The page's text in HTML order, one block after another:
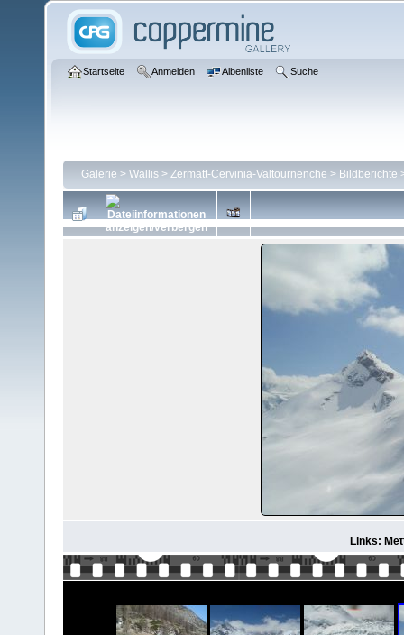
Startseite Anmelden Albenliste Suche
Galerie > Wallis > Zermatt-Cervinia-Valtournenche > Bildberichte
Links: